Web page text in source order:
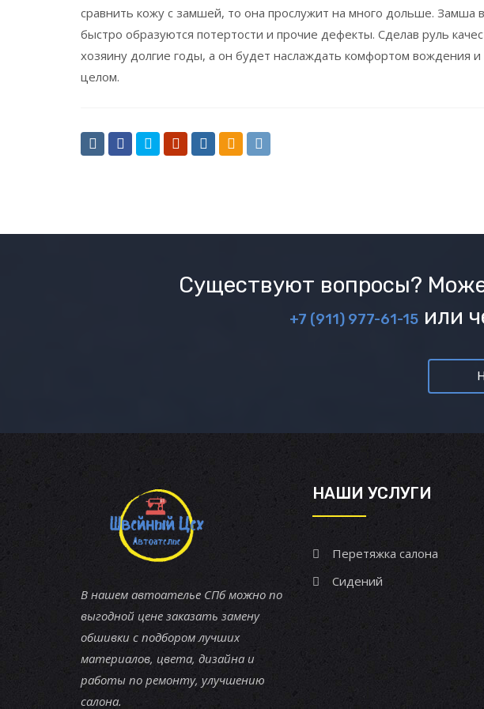
сравнить кожу с замшей, то она прослужит на много дольше. Замша
быстро образуются потертости и прочие дефекты. Сделав руль
хозяину долгие годы, а он будет наслаждать комфортом вождения
целом.
Существуют вопросы?
+7 (911) 977-61-15или
В нашем автоателье СПб можно по
выгодной цене заказать замену
обшивки с подбором лучших
материалов, цвета, дизайна и
работы по ремонту, улучшению
салона.
НАШИ УСЛУГИ
Перетяжка салона
Сидений